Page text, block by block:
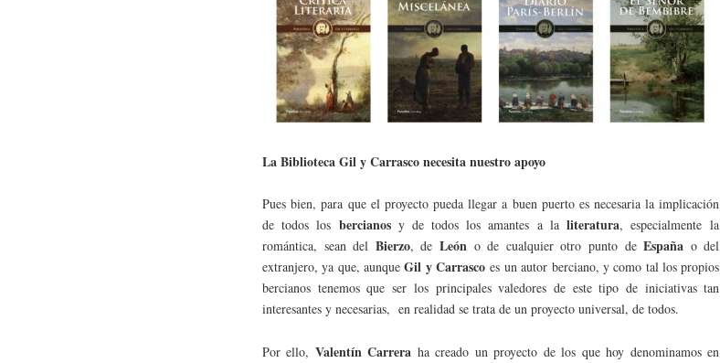
La Biblioteca Gil y Carrasco necesita nuestro apoyo
Pues bien, para que el proyecto pueda llegar a buen puerto es necesaria la implicación
de todos los bercianosy de todos los amantes a laliteratura, especialmente la
romántica, sean del Bierzo, deLeón o de cualquier otro punto deEspaña o del
extranjero, ya que, aunqueGil y Carrasco es un autor berciano, y como tal los propios
bercianos tenemos que ser los principales valedores de este tipo de iniciativas tan
interesantes y necesarias, en realidad se trata de un proyecto universal, de todos.
Por ello, Valentín Carrera ha creado un proyecto de los que hoy denominamos en